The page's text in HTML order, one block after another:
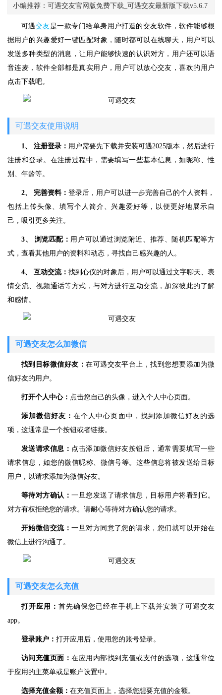
小编推荐：可遇交友官网版免费下载_可遇交友最新版下载v5.6.7
可遇交友是一款专门给单身用户打造的交友软件，软件能够根
据用户的兴趣爱好一键匹配对象，随时都可以在线聊天，用户可以
发送多种类型的消息，让用户能够快速的认识对方，用户还可以语
音连麦，软件全部都是真实用户，用户可以放心交友，喜欢的用户
点击下载吧。
可遇交友使用说明
1、 注册登录： 用户需要先下载并安装可遇2025版本，然后进行
注册和登录。在注册过程中，需要填写一些基本信息，如昵称、性
别、年龄等。
2、 完善资料：登录后，用户可以进一步完善自己的个人资料，
包括上传头像、填写个人简介、兴趣爱好等，以便更好地展示自
己，吸引更多关注。
3、 浏览匹配： 用户可以通过浏览附近、推荐、随机匹配等方
式，查看其他用户的资料和动态，寻找自己感兴趣的人。
4、 互动交流：找到心仪的对象后，用户可以通过文字聊天、表
情交流、视频通话等方式，与对方进行互动交流，加深彼此的了解
和感情。
可遇交友怎么加微信
找到目标微信好友：在可遇交友平台上，找到您想要添加为微
信好友的用户。
打开个人中心： 点击您自己的头像，进入个人中心页面。
添加微信好友：在个人中心页面中，找到添加微信好友的选
项，这通常是一个按钮或者链接。
发送请求信息： 点击添加微信好友按钮后，通常需要填写一些
请求信息，如您的微信昵称、微信号等。这些信息将被发送给目标
用户，以请求添加为微信好友。
等待对方确认：一旦您发送了请求信息，目标用户将看到它。
对方有权拒绝您的请求。请耐心等待对方确认您的请求。
开始微信交流：一旦对方同意了您的请求，您们就可以开始在
微信上进行沟通了。
可遇交友怎么充值
打开应用：首先确保您已经在手机上下载并安装了可遇交友
app。
登录账户： 打开应用后，使用您的账号登录。
访问充值页面：在应用内部找到充值或支付的选项，这通常位
于应用的主菜单或是账户设置中。
选择充值金额： 在充值页面上，选择您想要充值的金额。